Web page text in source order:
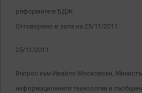
реформите в БДЖ.
Отговорено в зала на 25/11/2011.
25/11/2011
Въпрос към Ивайло Московски,
информационните технологии и